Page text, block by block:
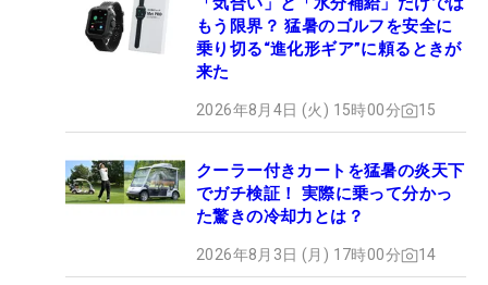
もう限界？ 猛暑のゴルフを安全に
乗り切る“進化形ギア”に頼るときが
来た
2026年8月4日 (火) 15時00分 15
クーラー付きカートを猛暑の炎天下
でガチ検証！ 実際に乗って分かっ
た驚きの冷却力とは？
2026年8月3日 (月) 17時00分 14